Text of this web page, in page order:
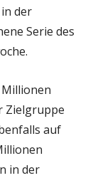
der
Serie des
Zielgruppe
auf
in der